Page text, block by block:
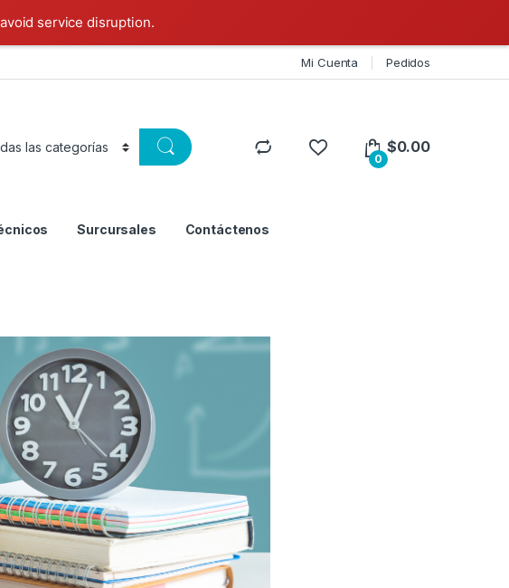
service disruption.
Mi Cuenta Pedidos
0
$0.00
Surcursales Contáctenos